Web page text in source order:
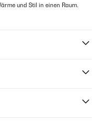
und Stil in einen Raum.